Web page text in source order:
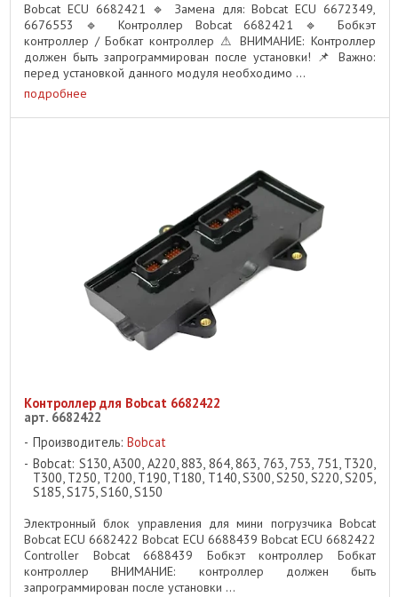
Bobcat ECU 6682421 🔹 Замена для: Bobcat ECU 6672349,
6676553 🔹 Контроллер Bobcat 6682421 🔹 Бобкэт
контроллер / Бобкат контроллер ⚠ ВНИМАНИЕ: Контроллер
должен быть запрограммирован после установки! 📌 Важно:
перед установкой данного модуля необходимо ...
подробнее
Контроллер для Bobcat 6682422
арт. 6682422
Производитель: Bobcat
Bobcat: S130, A300, A220, 883, 864, 863, 763, 753, 751, T320,
T300, T250, T200, T190, T180, T140, S300, S250, S220, S205,
S185, S175, S160, S150
Электронный блок управления для мини погрузчика Bobcat
Bobcat ECU 6682422 Bobcat ECU 6688439 Bobcat ECU 6682422
Controller Bobcat 6688439 Бобкэт контроллер Бобкат
контроллер ВНИМАНИЕ: контроллер должен быть
запрограммирован после установки ...